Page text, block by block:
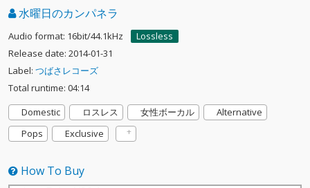
水曜日のカンパネラ
Audio format: 16bit/44.1kHz
Lossless
Release date: 2014-01-31
Label: つばさレコーズ
Total runtime: 04:14
Domestic
ロスレス 女性ボーカル
Alternative
Pops
Exclusive
How To Buy